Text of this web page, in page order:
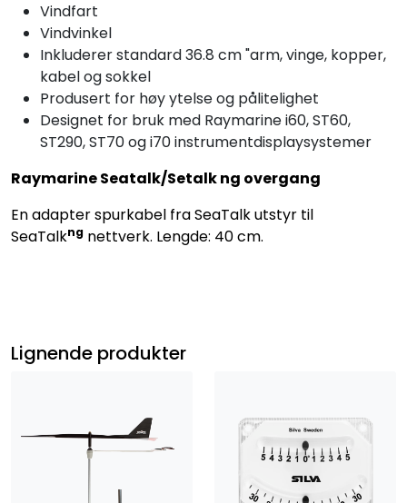
Vindfart
Vindvinkel
Inkluderer standard 36.8 cm "arm, vinge, kopper,
kabel og sokkel
Produsert for høy ytelse og pålitelighet
Designet for bruk med Raymarine i60, ST60,
ST290, ST70 og i70 instrumentdisplaysystemer
Raymarine Seatalk/Setalk ng overgang
En adapter spurkabel fra SeaTalk utstyr til
SeaTalkng nettverk. Lengde: 40 cm.
Lignende produkter